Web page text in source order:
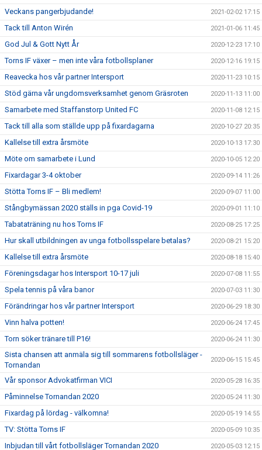
Veckans pangerbjudande! 2021-02-02 17:15
Tack till Anton Wirén 2021-01-06 11:45
God Jul & Gott Nytt År 2020-12-23 17:10
Torns IF växer – men inte våra fotbollsplaner 2020-12-16 19:15
Reavecka hos vår partner Intersport 2020-11-23 10:15
Stöd gärna vår ungdomsverksamhet genom Gräsroten 2020-11-13 11:00
Samarbete med Staffanstorp United FC 2020-11-08 12:15
Tack till alla som ställde upp på fixardagarna 2020-10-27 20:35
Kallelse till extra årsmöte 2020-10-13 17:30
Möte om samarbete i Lund 2020-10-05 12:20
Fixardagar 3-4 oktober 2020-09-14 11:26
Stötta Torns IF – Bli medlem! 2020-09-07 11:00
Stångbymässan 2020 ställs in pga Covid-19 2020-09-01 11:10
Tabataträning nu hos Torns IF 2020-08-25 17:25
Hur skall utbildningen av unga fotbollsspelare betalas? 2020-08-21 15:20
Kallelse till extra årsmöte 2020-08-18 15:40
Föreningsdagar hos Intersport 10-17 juli 2020-07-08 11:55
Spela tennis på våra banor 2020-07-03 11:30
Förändringar hos vår partner Intersport 2020-06-29 18:30
Vinn halva potten! 2020-06-24 17:45
Torn söker tränare till P16! 2020-06-24 11:30
Sista chansen att anmäla sig till sommarens fotbollsläger -
Tornandan
2020-06-15 15:45
Vår sponsor Advokatfirman VICI 2020-05-28 16:35
Påminnelse Tornandan 2020 2020-05-24 11:30
Fixardag på lördag - välkomna! 2020-05-19 14:55
TV: Stötta Torns IF 2020-05-09 10:35
Inbjudan till vårt fotbollsläger Tornandan 2020 2020-05-03 12:15